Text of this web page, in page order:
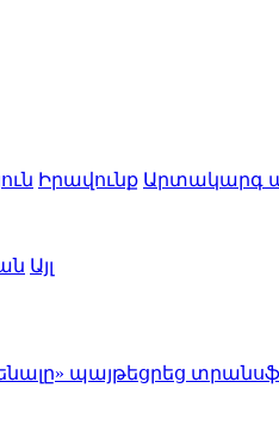
Իրավունք Արտակարգ
Այլ
տրանսֆերային